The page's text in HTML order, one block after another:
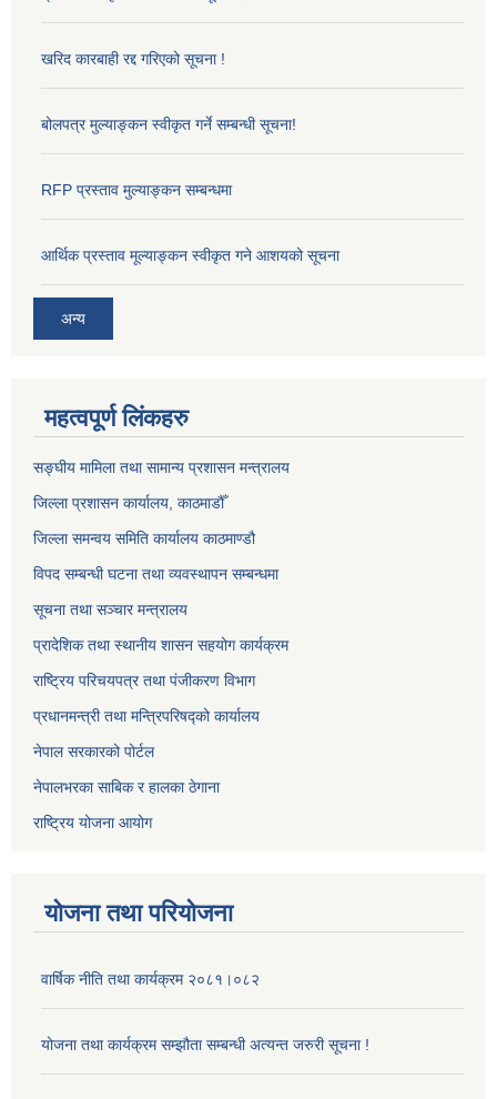
खरिद कारबाही रद्द गरिएको सूचना !
बोलपत्र मुल्याङ्कन स्वीकृत गर्ने सम्बन्धी सूचना!
RFP प्रस्ताव मुल्याङ्कन सम्बन्धमा
आर्थिक प्रस्ताव मूल्याङ्कन स्वीकृत गने आशयको सूचना
अन्य
महत्वपूर्ण लिंकहरु
सङ्‍घीय मामिला तथा सामान्य प्रशासन मन्त्रालय
जिल्ला प्रशासन कार्यालय, काठमाडौँ
जिल्ला समन्वय समिति कार्यालय काठमाण्ड‌ौ
विपद सम्बन्धी घटना तथा व्यवस्थापन सम्बन्धमा
सूचना तथा सञ्चार मन्त्रालय
प्रादेशिक तथा स्थानीय शासन सहयोग कार्यक्रम
राष्ट्रिय परिचयपत्र तथा पंजीकरण विभाग
प्रधानमन्त्री तथा मन्त्रिपरिषद्को कार्यालय
नेपाल सरकारको पोर्टल
नेपालभरका साबिक र हालका ठेगाना
राष्ट्रिय योजना आयोग
योजना तथा परियोजना
वार्षिक नीति तथा कार्यक्रम २०८१।०८२
योजना तथा कार्यक्रम सम्झौता सम्बन्धी अत्यन्त जरुरी सूचना !